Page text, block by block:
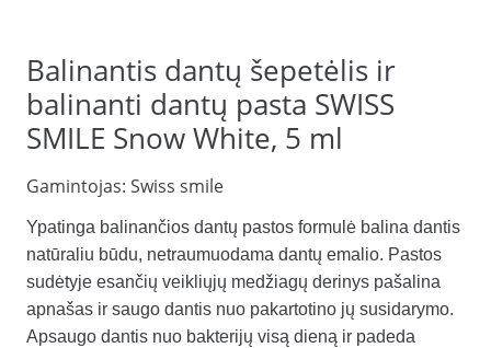
Balinantis dantų šepetėlis ir
balinanti dantų pasta SWISS
SMILE Snow White, 5 ml
Gamintojas: Swiss smile
Ypatinga balinančios dantų pastos formulė balina dantis
natūraliu būdu, netraumuodama dantų emalio. Pastos
sudėtyje esančių veikliųjų medžiagų derinys pašalina
apnašas ir saugo dantis nuo pakartotino jų susidarymo.
Apsaugo dantis nuo bakterijų visą dieną ir padeda